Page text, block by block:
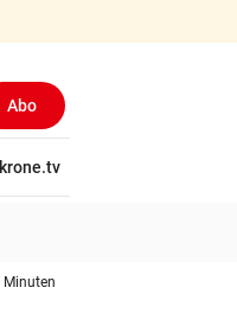
Abo
krone.tv
Minuten